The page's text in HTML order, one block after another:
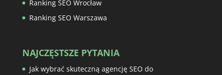
Ranking SEO Wrocław
Ranking SEO Warszawa
NAJCZĘSTSZE PYTANIA
Jak wybrać skuteczną agencję SEO do